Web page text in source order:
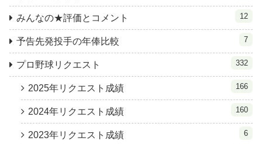
みんなの★評価とコメント 12
予告先発投手の年俸比較 7
プロ野球リクエスト 332
2025年リクエスト成績 166
2024年リクエスト成績 160
2023年リクエスト成績 6